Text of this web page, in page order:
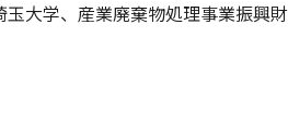
大学、産業廃棄物処理事業振興財